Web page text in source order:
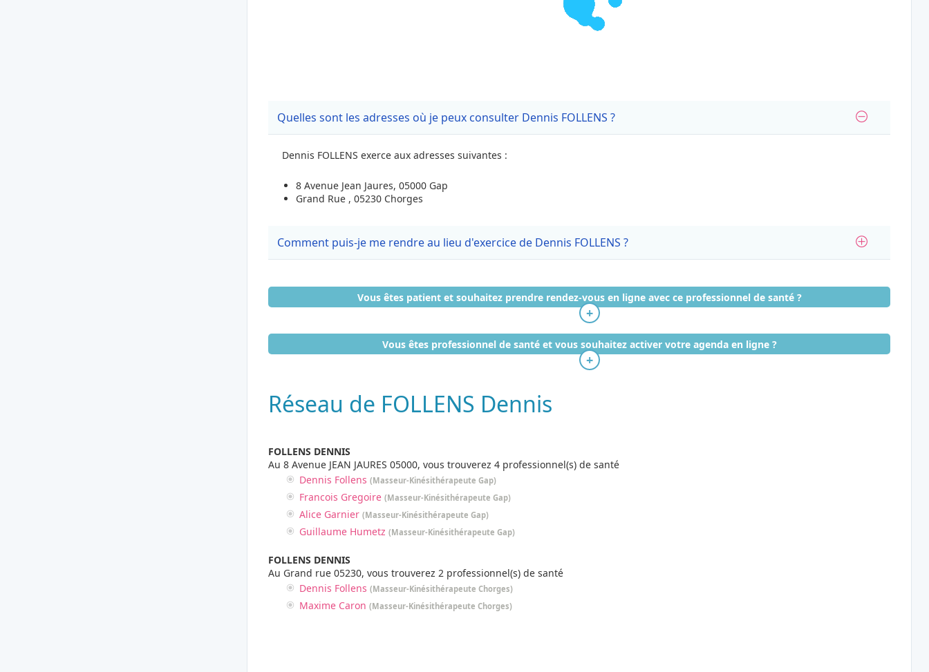
Quelles sont les adresses où je peux consulter Dennis FOLLENS ?
Dennis FOLLENS exerce aux adresses suivantes :
8 Avenue Jean Jaures, 05000 Gap
Grand Rue , 05230 Chorges
Comment puis-je me rendre au lieu d'exercice de Dennis FOLLENS ?
Vous êtes patient et souhaitez prendre rendez-vous en ligne avec ce professionnel de santé ?
+
Vous êtes professionnel de santé et vous souhaitez activer votre agenda en ligne ?
+
Réseau de FOLLENS Dennis
FOLLENS DENNIS
Au 8 Avenue JEAN JAURES 05000, vous trouverez 4 professionnel(s) de santé
Dennis Follens (Masseur-Kinésithérapeute Gap)
Francois Gregoire (Masseur-Kinésithérapeute Gap)
Alice Garnier (Masseur-Kinésithérapeute Gap)
Guillaume Humetz (Masseur-Kinésithérapeute Gap)
FOLLENS DENNIS
Au Grand rue 05230, vous trouverez 2 professionnel(s) de santé
Dennis Follens (Masseur-Kinésithérapeute Chorges)
Maxime Caron (Masseur-Kinésithérapeute Chorges)